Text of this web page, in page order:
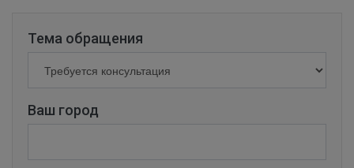
Тема обращения
Ваш город